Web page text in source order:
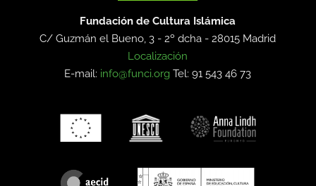
Fundación de Cultura Islámica
C/ Guzmán el Bueno, 3 - 2º dcha -28015 Madrid
Localización
E-mail: info@funci.org Tel: 91 543 46 73